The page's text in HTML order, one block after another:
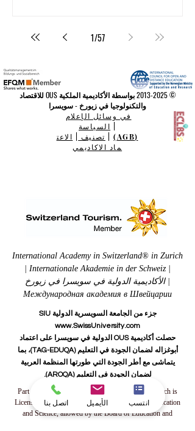
1/57
©
2013-2025
بواسطة الأكاديمية الملكية OUS للاقتصاد
والتكنولوجيا في زيورخ - سويسرا
في وسائل الإعلام
السياسة
(AGB)
تصنيف
الاعت
ماد الاكاديمي
International Academy in Switzerland® in Zurich
| Internationale Akademie in der Schweiz |
الأكاديمية الدولية في سويسرا في زيورخ |
Международная академия в Швейцарии
جزء من الجامعة السويسرية الدولية SIU
www.SwissUniversity.com
حصلت أكاديمية OUS الدولية في سويسرا على اعتماد
أبوغزاله لضمان الجودة في التعليم (TAG-EDUQA)، بما
يتماشى مع أطر الجودة التي طورتها المنظمة العربية
لضمان الجودة في التعليم (AROQA).
Part of the Swiss International University SIU which is
Licensed and accredited by the KG Ministry of Education
and Science, allowed by the Board of Education and
اتصل بنا الأيميل انتسب